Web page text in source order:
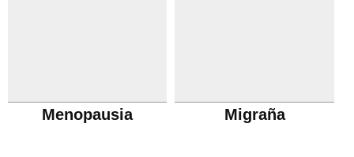
Menopausia Migraña